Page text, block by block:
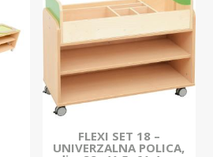
FLEXI SET 18 –
UNIVERZALNA POLICA,